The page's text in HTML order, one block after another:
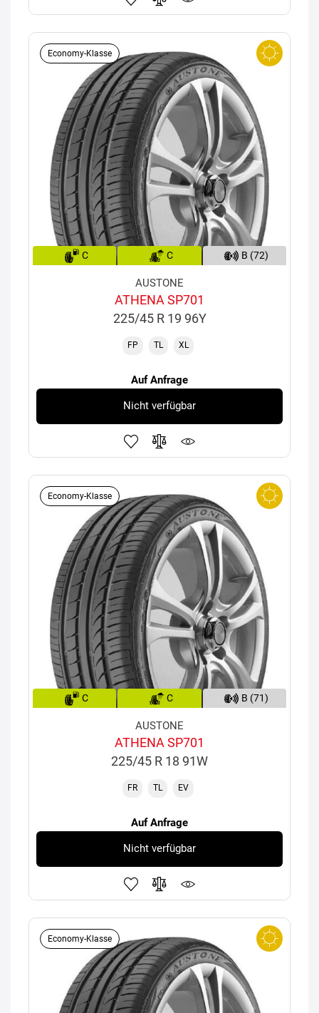
Economy-Klasse
C C B (72)
AUSTONE
ATHENA SP701
225/45 R 19 96Y
FP TL XL
Auf Anfrage
Nicht verfügbar
Economy-Klasse
C C B (71)
AUSTONE
ATHENA SP701
225/45 R 18 91W
FR TL EV
Auf Anfrage
Nicht verfügbar
Economy-Klasse